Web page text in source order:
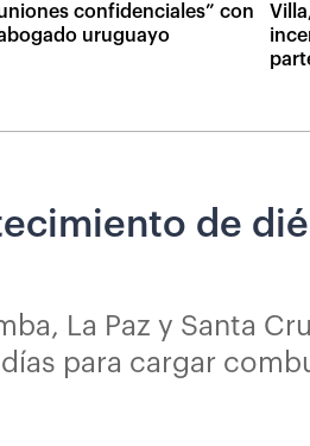
confidenciales” con
uruguayo
de
La Paz y Santa
para cargar